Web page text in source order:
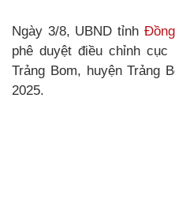
Ngày 3/8, UBND tỉnh
phê duyệt điều chỉnh
Trảng Bom, huyện Trảng
2025.